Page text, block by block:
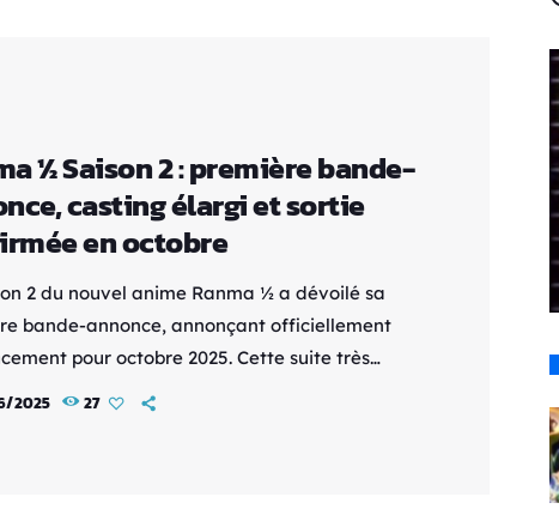
½ Saison 2 : première bande-
casting élargi et sortie
en octobre
2 du nouvel anime Ranma ½ a dévoilé sa
bande-annonce, annonçant officiellement
pour octobre 2025. Cette suite très
continue d’adapter le célèbre manga de
2025 27